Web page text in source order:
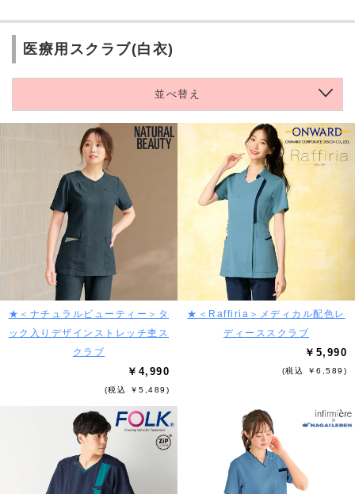
医療用スクラブ(白衣)
並べ替え
★＜ナチュラルビューティー＞タ
ック入りデザインストレッチ杢ス
クラブ
￥4,990
(税込 ￥5,489)
★＜Raffiria＞メディカル配色レ
ディーススクラブ
￥5,990
(税込 ￥6,589)